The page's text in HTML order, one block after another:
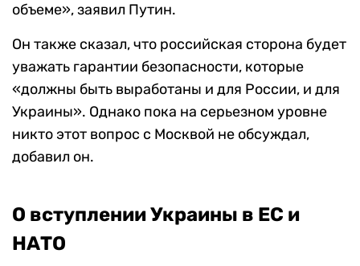
объеме», заявил Путин.
Он также сказал, что российская сторона будет
уважать гарантии безопасности, которые
«должны быть выработаны и для России, и для
Украины». Однако пока на серьезном уровне
никто этот вопрос с Москвой не обсуждал,
добавил он.
О вступлении Украины в ЕС и
НАТО